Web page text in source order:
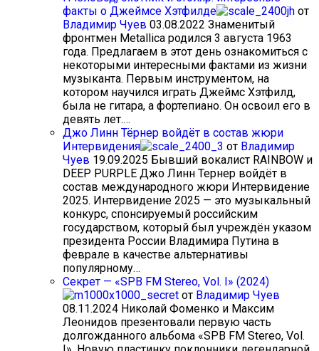
факты о Джеймсе Хэтфилде
от
Владимир Чуев 03.08.2022 Знаменитый
фронтмен Metallica родился 3 августа 1963
года. Предлагаем в этот день ознакомиться с
некоторыми интересными фактами из жизни
музыканта. Первым инструментом, на
котором научился играть Джеймс Хэтфилд,
была не гитара, а фортепиано. Он освоил его в
девять лет.…
Джо Линн Тёрнер войдёт в состав жюри
Интервидения
от Владимир
Чуев 19.09.2025 Бывший вокалист RAINBOW и
DEEP PURPLE Джо Линн Тернер войдёт в
состав международного жюри Интервидение
2025. Интервидение 2025 — это музыкальный
конкурс, спонсируемый российским
государством, который был учреждён указом
президента России Владимира Путина в
феврале в качестве альтернативы
популярному…
Секрет — «SPB FM Stereo, Vol. I» (2024)
от Владимир Чуев
08.11.2024 Николай Фоменко и Максим
Леонидов презентовали первую часть
долгожданного альбома «SPB FM Stereo, Vol.